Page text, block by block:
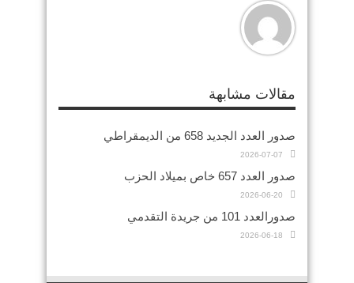
مقالات مشابهة
صدور العدد الجديد 658 من الديمقراطي
2026-07-07
صدور العدد 657 خاص بميلاد الحزب
2026-06-20
صدورالعدد 101 من جريدة التقدمي
2026-06-18